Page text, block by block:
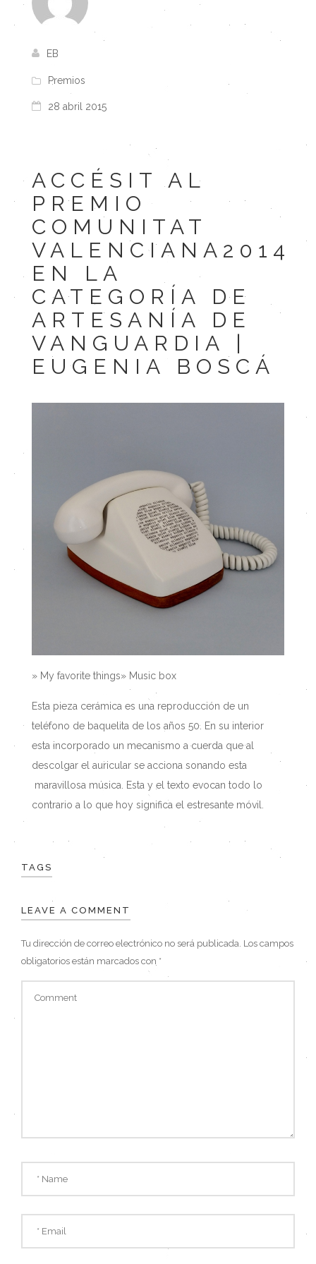
EB
Premios
28 abril 2015
ACCÉSIT AL
PREMIO
COMUNITAT
VALENCIANA2014
EN LA
CATEGORÍA DE
ARTESANÍA DE
VANGUARDIA |
EUGENIA BOSCÁ
» My favorite things» Music box
Esta pieza cerámica es una reproducción de un
teléfono de baquelita de los años 50. En su interior
esta incorporado un mecanismo a cuerda que al
descolgar el auricular se acciona sonando esta
maravillosa música. Esta y el texto evocan todo lo
contrario a lo que hoy significa el estresante móvil.
TAGS
LEAVE A COMMENT
Tu dirección de correo electrónico no será publicada. Los campos
obligatorios están marcados con *